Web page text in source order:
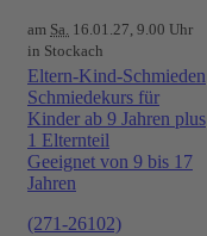
am Sa. 16.01.27, 9.00 Uhr
in Stockach
Eltern-Kind-Schmieden
Schmiedekurs für
Kinder ab 9 Jahren plus
1 Elternteil
Geeignet von 9 bis 17
Jahren
(271-26102)